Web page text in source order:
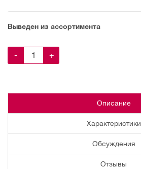
Выведен из ассортимента
- +
Описание
Характеристики
Обсуждения
Отзывы